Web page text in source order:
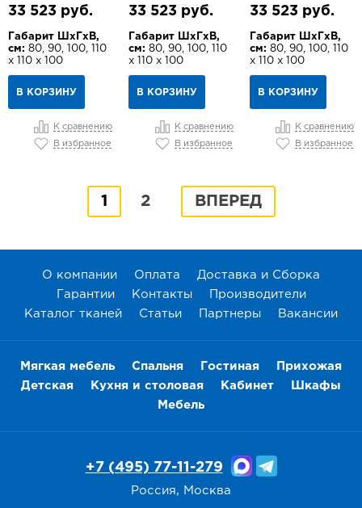
33 523 руб.
Габарит ШхГхВ,
см: 80, 90, 100, 110
х 110 х 100
В КОРЗИНУ
К сравнению
В избранное
33 523 руб.
Габарит ШхГхВ,
см: 80, 90, 100, 110
х 110 х 100
В КОРЗИНУ
К сравнению
В избранное
33 523 руб.
Габарит ШхГхВ,
см: 80, 90, 100, 110
х 110 х 100
В КОРЗИНУ
К сравнению
В избранное
1 2 ВПЕРЕД
О компании Оплата
Доставка и Сборка
Гарантии
Контакты
Производители
Каталог тканей
Статьи Партнеры Вакансии
Мягкая мебель Спальня Гостиная
Прихожая
Детская
Кухня и столовая Кабинет
Шкафы
Мебель
+7 (495) 77-11-279
Россия, Москва